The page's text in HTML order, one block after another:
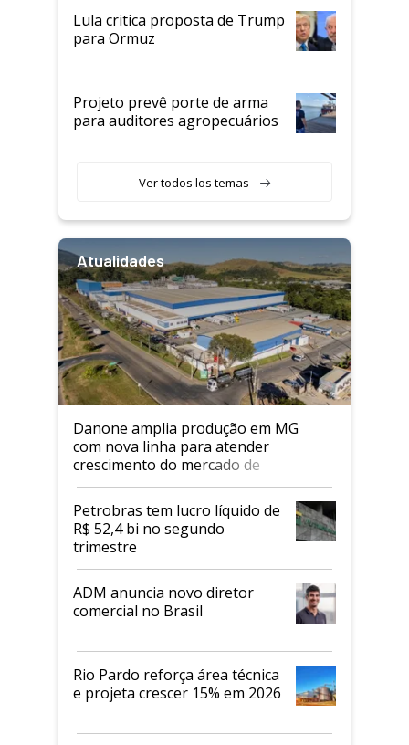
Lula critica proposta de Trump
para Ormuz
Projeto prevê porte de arma
para auditores agropecuários
Ver todos los temas
Atualidades
Danone amplia produção em MG
com nova linha para atender
crescimento do mercado de
alimentos proteicos
Petrobras tem lucro líquido de
R$ 52,4 bi no segundo
trimestre
ADM anuncia novo diretor
comercial no Brasil
Rio Pardo reforça área técnica
e projeta crescer 15% em 2026